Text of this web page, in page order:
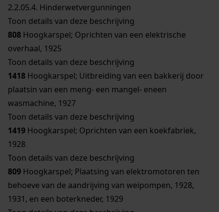
2.2.05.4. Hinderwetvergunningen
Toon details van deze beschrijving
808 Hoogkarspel; Oprichten van een elektrische
overhaal, 1925
Toon details van deze beschrijving
1418 Hoogkarspel; Uitbreiding van een bakkerij door
plaatsin van een meng- een mangel- eneen
wasmachine, 1927
Toon details van deze beschrijving
1419 Hoogkarspel; Oprichten van een koekfabriek,
1928
Toon details van deze beschrijving
809 Hoogkarspel; Plaatsing van elektromotoren ten
behoeve van de aandrijving van weipompen, 1928,
1931, en een boterkneder, 1929